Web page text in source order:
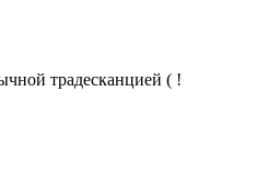
традесканцией ( !